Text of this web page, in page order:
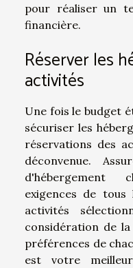
pour réaliser un
financière.
Réserver les
activités
Une fois le budget
sécuriser les
réservations des
déconvenue.
d'hébergement
exigences de
activités
considération de
préférences de
est votre